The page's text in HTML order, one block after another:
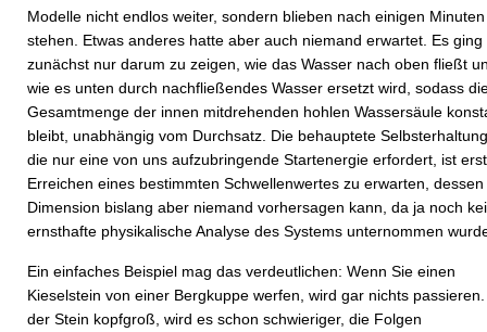
Modelle nicht endlos weiter, sondern blieben nach einigen Minuten
stehen. Etwas anderes hatte aber auch niemand erwartet. Es ging
zunächst nur darum zu zeigen, wie das Wasser nach oben fließt
wie es unten durch nachfließendes Wasser ersetzt wird, sodass
Gesamtmenge der innen mitdrehenden hohlen Wassersäule
bleibt, unabhängig vom Durchsatz. Die behauptete
die nur eine von uns aufzubringende Startenergie erfordert, ist
Erreichen eines bestimmten Schwellenwertes zu erwarten, dessen
Dimension bislang aber niemand vorhersagen kann, da ja noch
ernsthafte physikalische Analyse des Systems unternommen
Ein einfaches Beispiel mag das verdeutlichen: Wenn Sie einen
Kieselstein von einer Bergkuppe werfen, wird gar nichts
der Stein kopfgroß, wird es schon schwieriger, die Folgen